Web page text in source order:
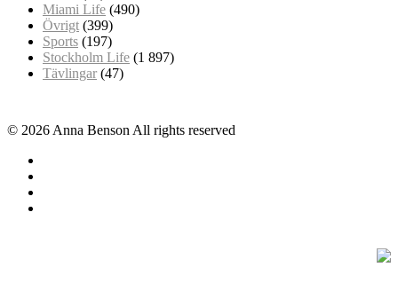
Miami Life (490)
Övrigt (399)
Sports (197)
Stockholm Life (1 897)
Tävlingar (47)
© 2026 Anna Benson All rights reserved